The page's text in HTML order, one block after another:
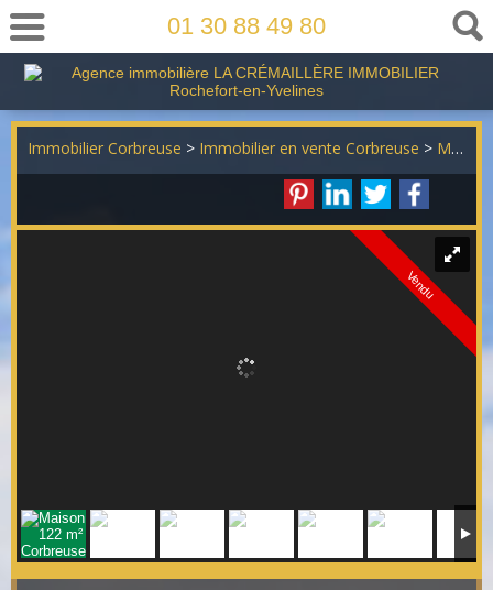
01 30 88 49 80
Immobilier Corbreuse > Immobilier en vente Corbreuse > Maison Individuelle en vente Corbreuse
Vendu